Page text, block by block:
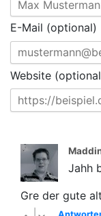
E-Mail (optional)
Website
Jahh
Gre der gute